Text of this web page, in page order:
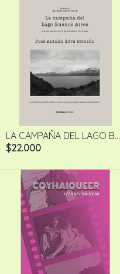
LA CAMPAÑA DEL LAGO B...
$22.000